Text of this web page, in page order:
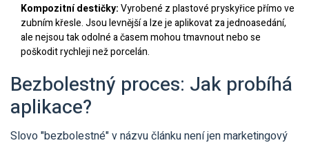
Kompozitní destičky:Vyrobené z plastové pryskyřice přímo ve
zubním křesle. Jsou levnější a lze je aplikovat za jednoasedání,
ale nejsou tak odolné a časem mohou tmavnout nebo se
poškodit rychleji než porcelán.
Bezbolestný proces: Jak probíhá
aplikace?
Slovo "bezbolestné" v názvu článku není jen marketingový